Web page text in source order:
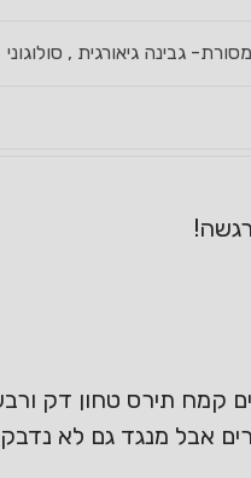
גבינה גיאורגית , סולוגוני
קמח תירס טחון דק
אבל מנגד גם לא